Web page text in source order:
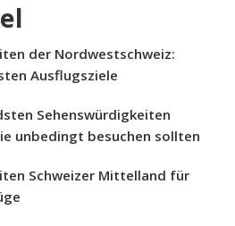
der Nordwestschweiz:
Ausflugsziele
Sehenswürdigkeiten
unbedingt besuchen sollten
Schweizer Mittelland für